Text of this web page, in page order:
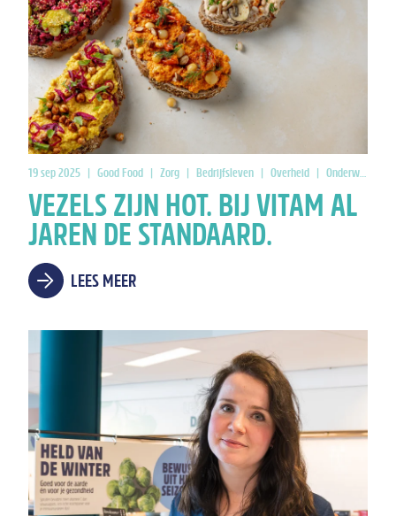
19 sep 2025 | Good Food | Zorg | Bedrijfsleven | Overheid | Onderwijs
VEZELS ZIJN HOT. BIJ VITAM AL
JAREN DE STANDAARD.
LEES MEER